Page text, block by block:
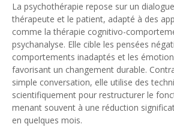
La psychothérapie repose sur un
thérapeute et le patient, adapté à des
comme la thérapie cognitivo-
psychanalyse. Elle cible les pensées
comportements inadaptés et les
favorisant un changement durable.
simple conversation, elle utilise des
scientifiquement pour restructurer le
menant souvent à une réduction
en quelques mois.